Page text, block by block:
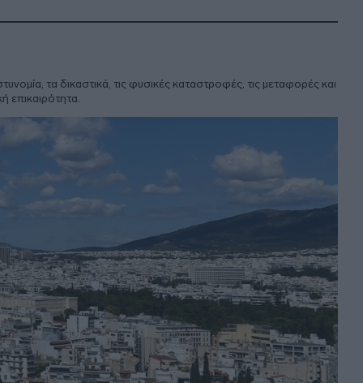
τα δικαστικά, τις φυσικές καταστροφές, τις μεταφορές και
επικαιρότητα.